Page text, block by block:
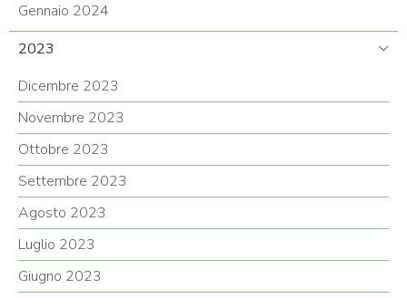
Gennaio 2024
2023
Dicembre 2023
Novembre 2023
Ottobre 2023
Settembre 2023
Agosto 2023
Luglio 2023
Giugno 2023